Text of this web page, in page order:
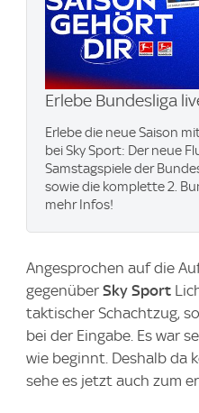
Erlebe Bundesliga
Erlebe die neue Saison
bei Sky Sport: Der neue
Samstagspiele der
sowie die komplette 2.
mehr Infos!
Angesprochen auf die
gegenüber Sky Sport
taktischer Schachtzug,
bei der Eingabe. Es war
wie beginnt. Deshalb da
sehe es jetzt auch zum